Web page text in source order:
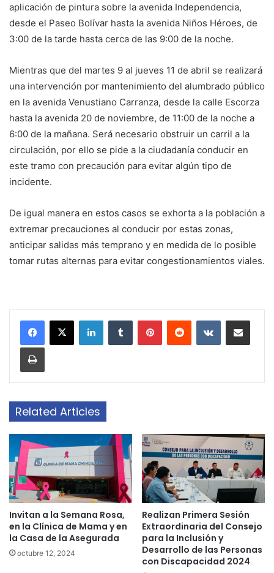
aplicación de pintura sobre la avenida Independencia,
desde el Paseo Bolívar hasta la avenida Niños Héroes, de
3:00 de la tarde hasta cerca de las 9:00 de la noche.
Mientras que del martes 9 al jueves 11 de abril se realizará
una intervención por mantenimiento del alumbrado público
en la avenida Venustiano Carranza, desde la calle Escorza
hasta la avenida 20 de noviembre, de 11:00 de la noche a
6:00 de la mañana. Será necesario obstruir un carril a la
circulación, por ello se pide a la ciudadanía conducir en
este tramo con precaución para evitar algún tipo de
incidente.
De igual manera en estos casos se exhorta a la población a
extremar precauciones al conducir por estas zonas,
anticipar salidas más temprano y en medida de lo posible
tomar rutas alternas para evitar congestionamientos viales.
LinkedInTumblr PinterestReddit VKontakteShare via Email
Print
Related Articles
Invitan a la Semana Rosa,
en la Clínica de Mama y en
la Casa de la Asegurada
octubre 12, 2024
Realizan Primera Sesión
Extraordinaria del Consejo
para la Inclusión y
Desarrollo de las Personas
con Discapacidad 2024